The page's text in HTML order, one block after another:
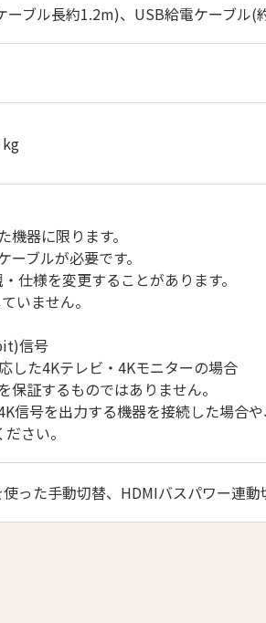
ーブル長約1.2m)、USB給電ケーブル
器に限ります。
ブルが必要です。
仕様を変更することがあります。
いません。
信号
した4Kテレビ・4Kモニターの場合
証するものではありません。
信号を出力する機器を接続した場合
さい。
った手動切替、HDMIバスパワー連動